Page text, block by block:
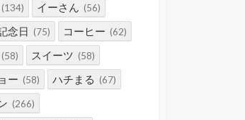
(134) イーさん (56)
念日 (75) コーヒー (62)
(58) スイーツ (58)
ー (58) ハチまる (67)
(266)